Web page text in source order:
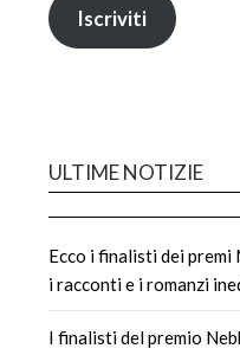
Iscriviti
ULTIME NOTIZIE
Ecco i finalisti dei
i racconti e i romanzi
I finalisti del premio